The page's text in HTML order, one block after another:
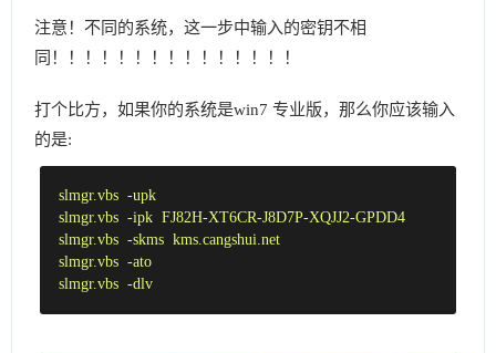
注意！不同的系统，这一步中输入的密钥不相
同！！！！！！！！！！！！！！！
打个比方，如果你的系统是win7 专业版，那么你应该输入
的是:
slmgr.vbs -upk
slmgr.vbs -ipk FJ82H-XT6CR-J8D7P-XQJJ2-GPDD4
slmgr.vbs -skms kms.cangshui.net
slmgr.vbs -ato
slmgr.vbs -dlv